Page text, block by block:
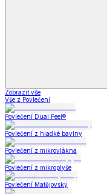
Zobrazit vše
Vše z Povlečení
Povlečení Dual Feel®
Povlečení z hladké bavlny
Povlečení z mikrovlákna
Povlečení z mikroplyše
Povlečení Matějovský